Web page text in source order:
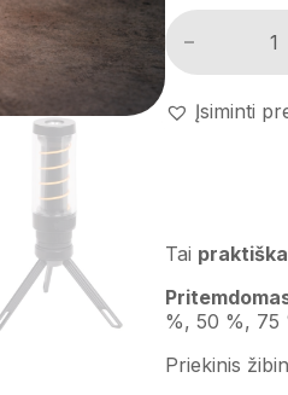
Įsiminti
Tai
%, 50 %, 75
Priekinis